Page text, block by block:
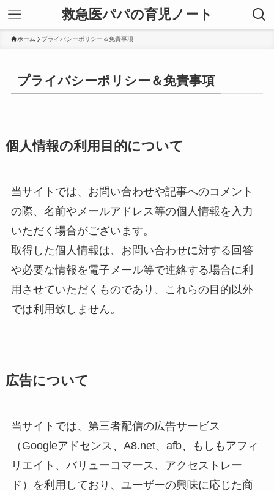
救急医パパの育児ノート
ホーム プライバシーポリシー＆免責事項
プライバシーポリシー＆免責事項
個人情報の利用目的について
当サイトでは、お問い合わせや記事へのコメント
の際、名前やメールアドレス等の個人情報を入力
いただく場合がございます。
取得した個人情報は、お問い合わせに対する回答
や必要な情報を電子メール等で連絡する場合に利
用させていただくものであり、これらの目的以外
では利用致しません。
広告について
当サイトでは、第三者配信の広告サービス
（Googleアドセンス、A8.net、afb、もしもアフィ
リエイト、バリューコマース、アクセストレー
ド）を利用しており、ユーザーの興味に応じた商